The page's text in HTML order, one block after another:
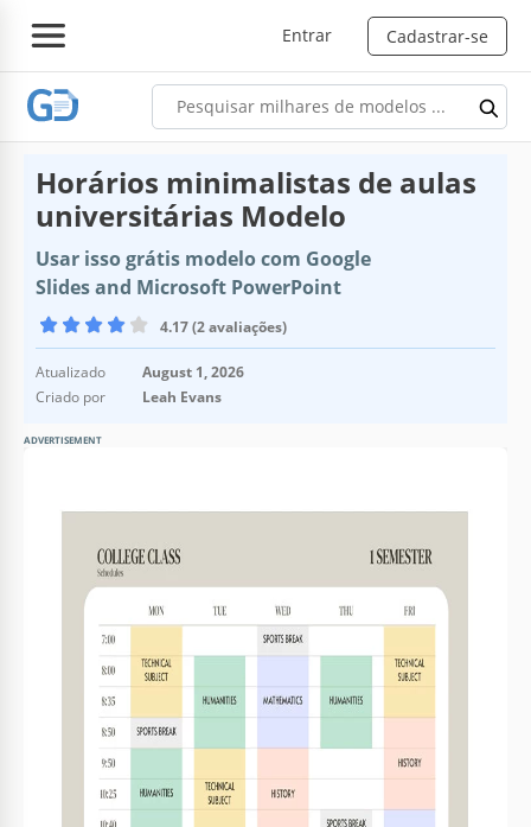
Entrar Cadastrar-se
Horários minimalistas de aulas
universitárias Modelo
Usar isso grátis modelo com Google
Slides and Microsoft PowerPoint
4.17 (2 avaliações)
Atualizado
August 1, 2026
Criado por
Leah Evans
ADVERTISEMENT